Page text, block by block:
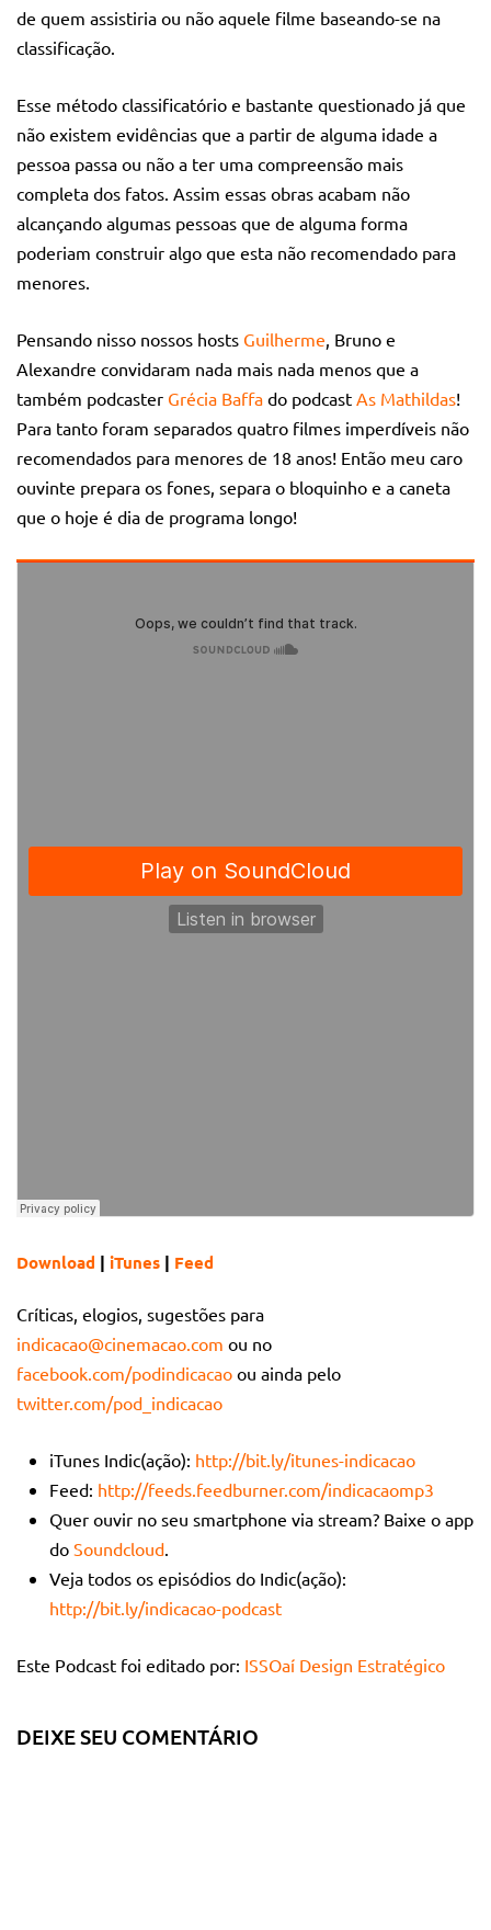
de quem assistiria ou não aquele filme baseando-se na
classificação.
Esse método classificatório e bastante questionado já que
não existem evidências que a partir de alguma idade a
pessoa passa ou não a ter uma compreensão mais
completa dos fatos. Assim essas obras acabam não
alcançando algumas pessoas que de alguma forma
poderiam construir algo que esta não recomendado para
menores.
Pensando nisso nossos hosts Guilherme , Bruno e
Alexandre convidaram nada mais nada menos que a
também podcaster Grécia Baffa do podcast As Mathildas!
Para tanto foram separados quatro filmes imperdíveis não
recomendados para menores de 18 anos! Então meu caro
ouvinte prepara os fones, separa o bloquinho e a caneta
que o hoje é dia de programa longo!
Download | iTunes | Feed
Críticas, elogios, sugestões para
indicacao@cinemacao.com ou no
facebook.com/podindicacao ou ainda pelo
twitter.com/pod_indicacao
iTunes Indic(ação): http://bit.ly/itunes-indicacao
Feed: http://feeds.feedburner.com/indicacaomp3
Quer ouvir no seu smartphone via stream? Baixe o app
do Soundcloud
Veja todos os episódios do Indic(ação):
http://bit.ly/indicacao-podcast
Este Podcast foi editado por: ISSOaí Design Estratégico
DEIXE SEU COMENTÁRIO